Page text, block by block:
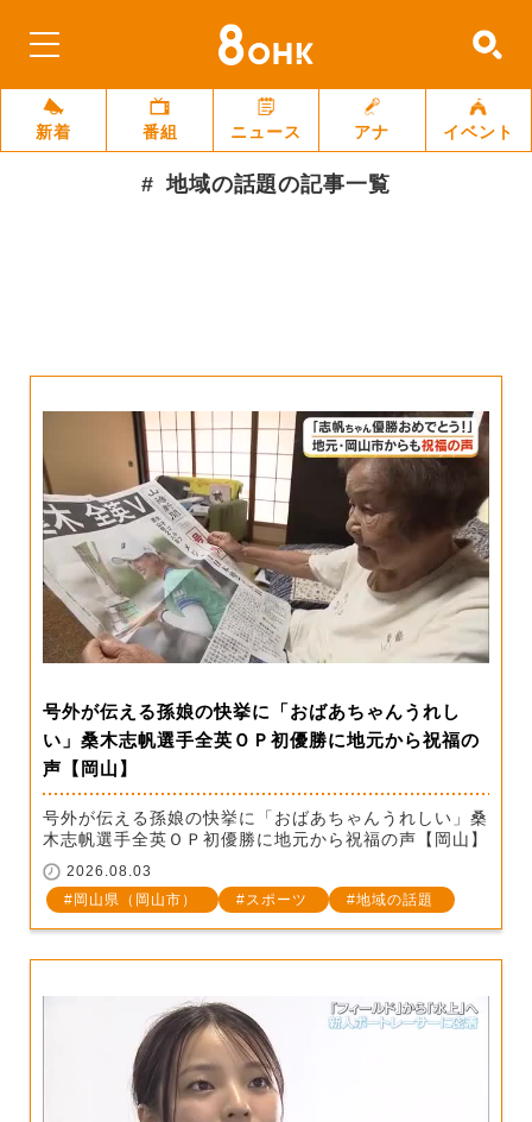
新着 番組 ニュース アナ イベント
地域の話題の記事一覧
号外が伝える孫娘の快挙に「おばあちゃんうれし
い」桑木志帆選手全英ＯＰ初優勝に地元から祝福の
声【岡山】
号外が伝える孫娘の快挙に「おばあちゃんうれしい」桑
木志帆選手全英ＯＰ初優勝に地元から祝福の声【岡山】
2026.08.03
岡山県（岡山市）
スポーツ 地域の話題